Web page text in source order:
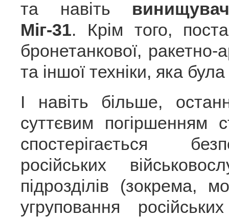
та навіть
Міг-31. Крім того,
бронетанкової, ракетно-
та іншої техніки, яка
І навіть більше,
суттєвим
спостерігається
російських
підрозділів (зокрема,
угруповання